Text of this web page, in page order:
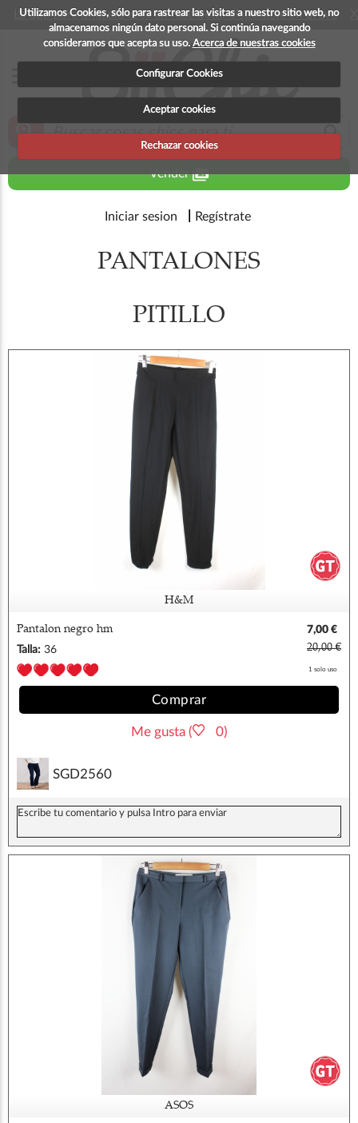
Utilizamos Cookies, sólo para rastrear las visitas a nuestro sitio web, no
almacenamos ningún dato personal. Si continúa navegando
consideramos que acepta su uso. Acerca de nuestras cookies
Configurar Cookies
Aceptar cookies
Rechazar cookies
La app para android esta en fase beta, disponible en breve
zoom_in search
Venderperm_media
Iniciar sesion Regístrate
PANTALONES
PITILLO
H&M
Pantalon negro hm
7,00 €
Talla: 36 20,00 €
1 solo uso
Comprar
Me gusta ( 0)
SGD2560
ASOS